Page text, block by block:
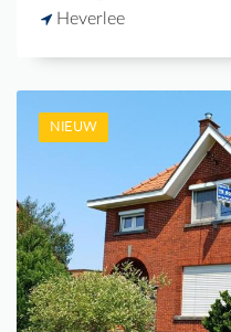
Heverlee
NIEUW
Te koop:
3
1